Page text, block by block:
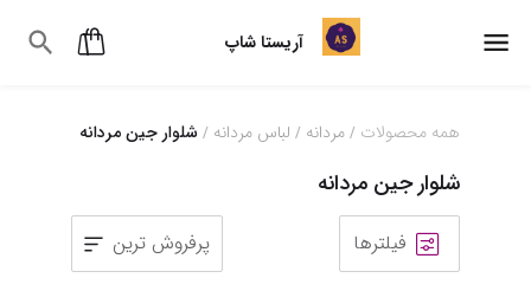
آریستا شاپ
همه محصولات / مردانه / لباس مردانه / شلوار جین مردانه
شلوار جین مردانه
فیلترها پرفروش ترین